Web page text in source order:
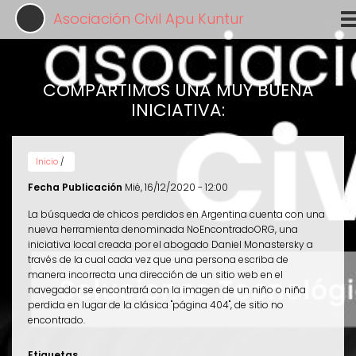
Pasar
contenido
Asociación Civil Apu Kuntur
COMPARTIMOS UNA MUY BUENA
INICIATIVA:
Inicio /
Fecha Publicación Mié, 16/12/2020 - 12:00
La búsqueda de chicos perdidos en Argentina cuenta con una
nueva herramienta denominada NoEncontradoORG, una
iniciativa local creada por el abogado Daniel Monastersky a
través de la cual cada vez que una persona escriba de
manera incorrecta una dirección de un sitio web en el
navegador se encontrará con la imagen de un niño o niña
perdida en lugar de la clásica "página 404", de sitio no
encontrado.